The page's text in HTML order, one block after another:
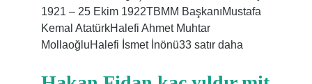
1921 – 25 Ekim 1922TBMM BaşkanıMustafa
Kemal AtatürkHalefi Ahmet Muhtar
MollaoğluHalefi İsmet İnönü33 satır daha